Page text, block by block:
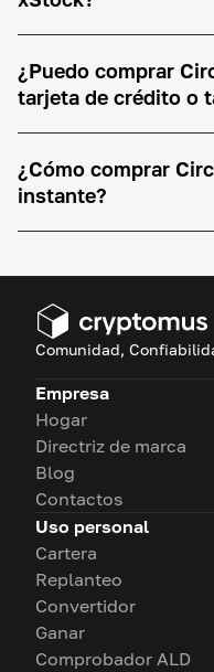
¿Puedo comprar
tarjeta de crédito o
¿Cómo comprar
instante?
Comunidad,
Empresa
Hogar
Directriz de marca
Blog
Contactos
Uso personal
Cartera
Replanteo
Convertidor
Ganar
Comprobador ALD